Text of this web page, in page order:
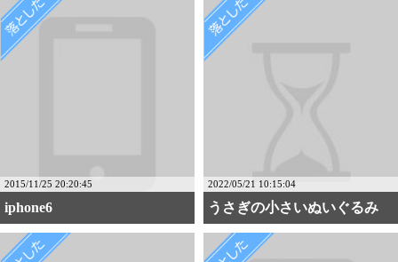
2015/11/25 20:20:45
iphone6
2022/05/21 10:15:04
うさぎの小さいぬいぐるみ